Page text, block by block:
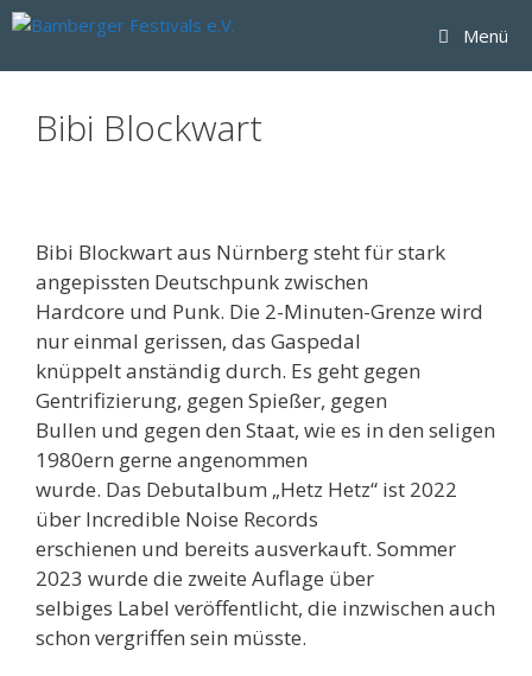
Zum
springen
Menü
Bibi Blockwart
Bibi Blockwart aus Nürnberg steht für stark
angepissten Deutschpunk zwischen
Hardcore und Punk. Die 2-Minuten-Grenze wird
nur einmal gerissen, das Gaspedal
knüppelt anständig durch. Es geht gegen
Gentrifizierung, gegen Spießer, gegen
Bullen und gegen den Staat, wie es in den seligen
1980ern gerne angenommen
wurde. Das Debutalbum „Hetz Hetz“ ist 2022
über Incredible Noise Records
erschienen und bereits ausverkauft. Sommer
2023 wurde die zweite Auflage über
selbiges Label veröffentlicht, die inzwischen auch
schon vergriffen sein müsste.